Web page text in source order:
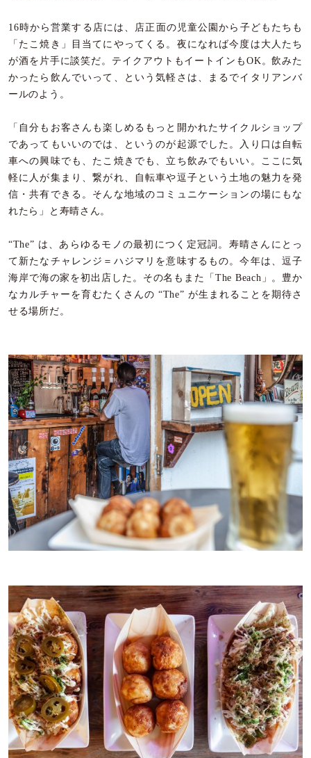
16時から営業する店には、店正面の児童公園から子どもたちも
「たこ焼き」目当てにやってくる。夜になれば今度は大人たち
が酒を片手に談笑だ。テイクアウトもイートインもOK。飲みた
かったら飲んでいって、という気軽さは、まるでイタリアンバ
ールのよう。
「自分もお客さんも楽しめるもっと開かれたサイクルショップ
であってもいいのでは、というのが起源でした。入り口は自転
車への興味でも、たこ焼きでも、立ち飲みでもいい。ここに気
軽に人が集まり、繋がれ、自転車や逗子という土地の魅力を発
信・共有できる。そんな地域のコミュニケーションの場にもな
れたら」と寿晴さん。
“The” は、あらゆるモノの最初につく定冠詞。寿晴さんにとっ
て新たなチャレンジ＝ハジマリを意味するもの。今年は、逗子
海岸で海の家を初出店した。その名もまた「The Beach」。豊か
なカルチャーを育むたくさんの “The” が生まれることを期待さ
せる場所だ。